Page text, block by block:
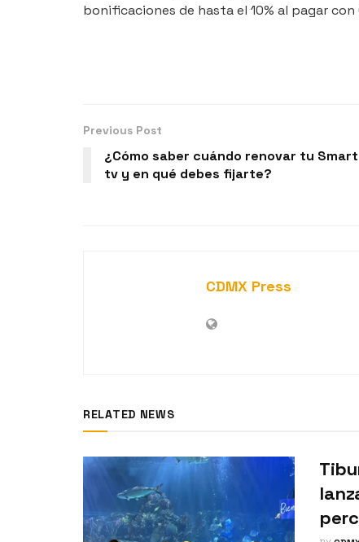
bonificaciones de hasta el 10% al pagar con
Previous Post
¿Cómo saber cuándo renovar tu Smart
tv y en qué debes fijarte?
CDMX Press
RELATED NEWS